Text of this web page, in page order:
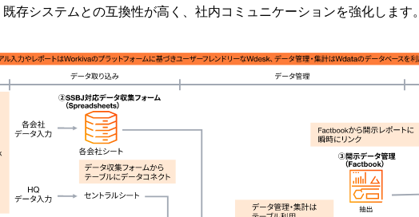
既存システムとの互換性が高く、社内コミュニケーションを強化します。